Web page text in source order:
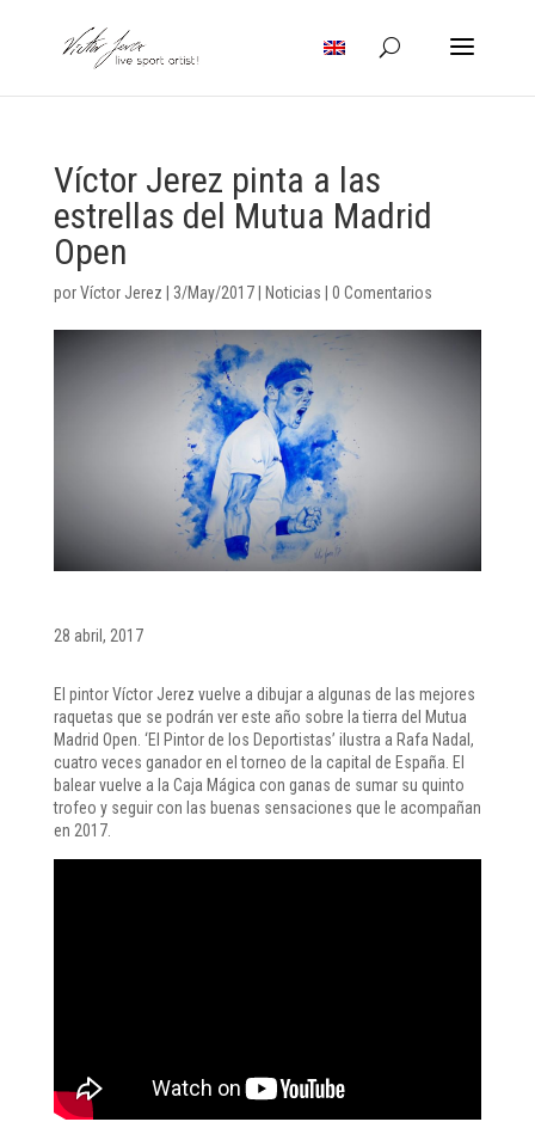
Víctor Jerez pinta a las
estrellas del Mutua Madrid
Open
porVíctor Jerez 3/May/2017| Noticias 0 Comentarios
28 abril, 2017
El pintor Víctor Jerez vuelve a dibujar a algunas de las mejores
raquetas que se podrán ver este año sobre la tierra del Mutua
Madrid Open. ‘El Pintor de los Deportistas’ ilustra a Rafa Nadal,
cuatro veces ganador en el torneo de la capital de España. El
balear vuelve a la Caja Mágica con ganas de sumar su quinto
trofeo y seguir con las buenas sensaciones que le acompañan
en 2017.